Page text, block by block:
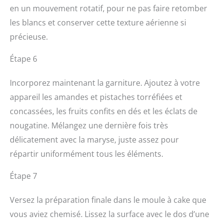
en un mouvement rotatif, pour ne pas faire retomber
les blancs et conserver cette texture aérienne si
précieuse.
Étape 6
Incorporez maintenant la garniture. Ajoutez à votre
appareil les amandes et pistaches torréfiées et
concassées, les fruits confits en dés et les éclats de
nougatine. Mélangez une dernière fois très
délicatement avec la maryse, juste assez pour
répartir uniformément tous les éléments.
Étape 7
Versez la préparation finale dans le moule à cake que
vous aviez chemisé. Lissez la surface avec le dos d’une